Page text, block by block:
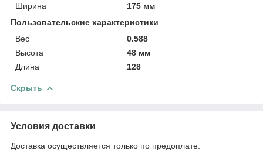
Ширина
175 мм
Пользовательские характеристики
Вес
0.588
Высота
48 мм
Длина
128
Скрыть
Условия доставки
Доставка осуществляется только по предоплате.